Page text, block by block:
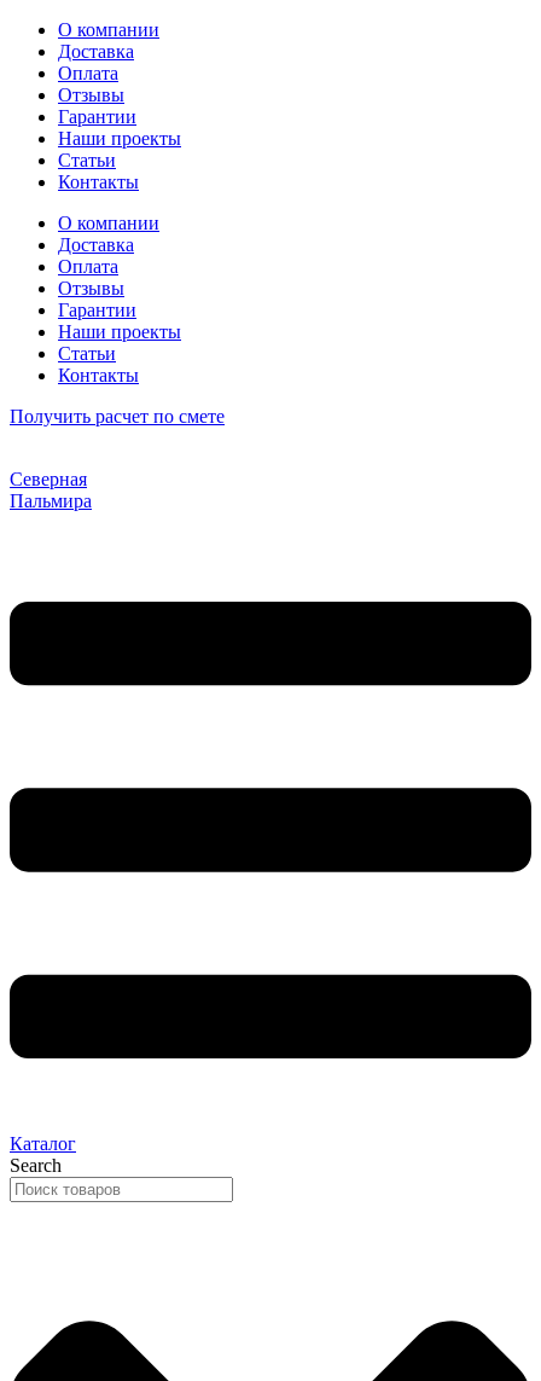
Перейти
содержимому
О компании
Доставка
Оплата
Отзывы
Гарантии
Наши проекты
Статьи
Контакты
О компании
Доставка
Оплата
Отзывы
Гарантии
Наши проекты
Статьи
Контакты
Получить расчет по смете
Северная
Пальмира
Каталог
Search